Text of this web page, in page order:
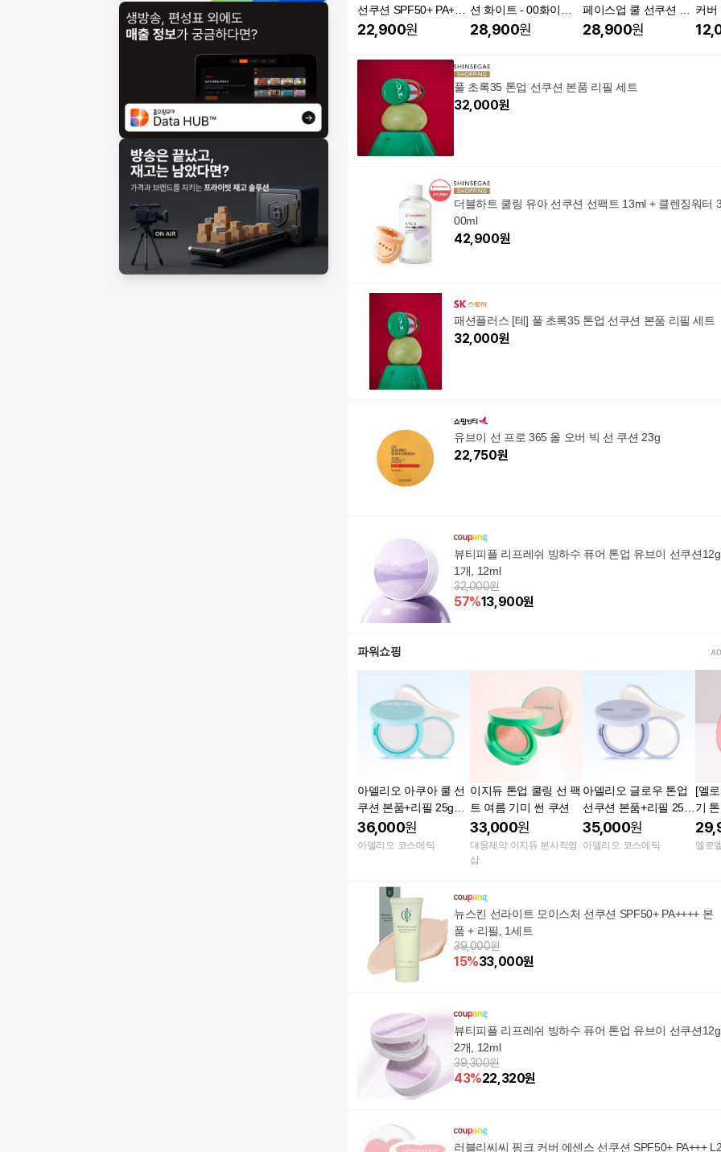
선쿠션 SPF50+ PA+++
+ 본품 + 리필 세트, 1
22,900원
션 화이트 - 00화이트 1
2g SPF50+ PA++++ 자
개
28,900원
페이스업 쿨 선쿠션 화
이트 - 02샌드베이지 1
28,900원
커버
50+
풀 초록35 톤업 선쿠션 본품 리필 세트
32,000원
더블하트 쿨링 유아 선쿠션 선팩트 13ml + 클렌징워터
00ml
42,900원
패션플러스 [테] 풀 초록35 톤업 선쿠션 본품 리필 세트
32,000원
유브이 선 프로 365 올 오버 빅 선 쿠션 23g
22,750원
뷰티피플 리프레쉬 빙하수 퓨어 톤업 유브이 선쿠션
1개, 12ml
32,000원
57%13,900원
파워쇼핑
아델리오 아쿠아 쿨 선
쿠션 본품+리필 25g+2
5g SPF50+ PA++++
36,000원
아델리오 코스메틱
이지듀 톤업 쿨링 선 팩
트 여름 기미 썬 쿠션
33,000원
대웅제약 이지듀 본사직영
샵
아델리오 글로우 톤업
선쿠션 본품+리필 25g
+25g SPF50+ PA++++
35,000원
아델리오 코스메틱
[엘
기
엘로
뉴스킨 선라이트 모이스처 선쿠션 SPF50+ PA++++ 본
품 + 리필, 1세트
39,000원
15%33,000원
뷰티피플 리프레쉬 빙하수 퓨어 톤업 유브이 선쿠션
2개, 12ml
39,300원
43%22,320원
러블리씨씨 핑크 커버 에센스 선쿠션 SPF50+ PA+++